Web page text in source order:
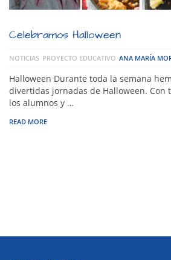
Celebramos Halloween
NOTICIAS PROYECTO EDUCATIVO ANA MARÍA
Halloween Durante toda la semana
divertidas jornadas de Halloween. Con
los alumnos y …
READ MORE